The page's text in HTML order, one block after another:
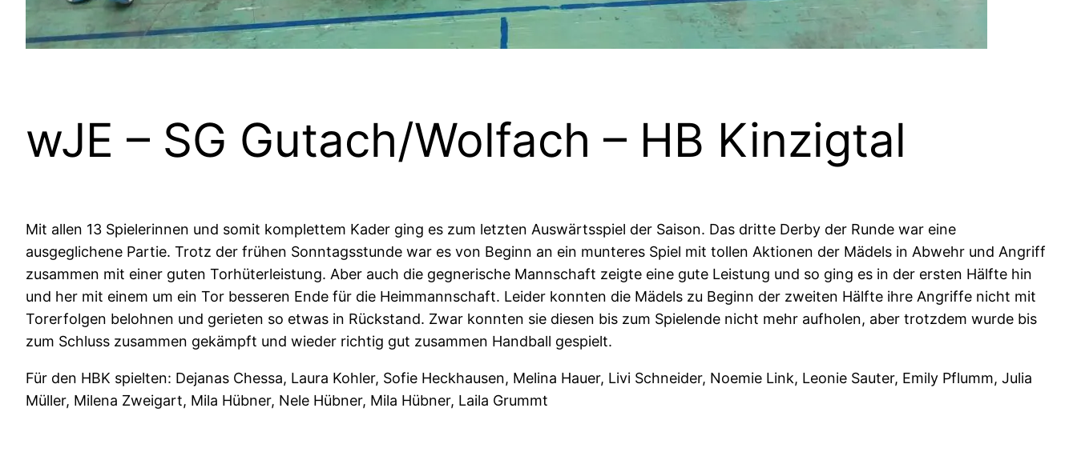
wJE – SG Gutach/Wolfach – HB Kinzigtal
Mit allen 13 Spielerinnen und somit komplettem Kader ging es zum letzten Auswärtsspiel der Saison. Das dritte Derby der Runde war eine
ausgeglichene Partie. Trotz der frühen Sonntagsstunde war es von Beginn an ein munteres Spiel mit tollen Aktionen der Mädels in Abwehr und Angriff
zusammen mit einer guten Torhüterleistung. Aber auch die gegnerische Mannschaft zeigte eine gute Leistung und so ging es in der ersten Hälfte hin
und her mit einem um ein Tor besseren Ende für die Heimmannschaft. Leider konnten die Mädels zu Beginn der zweiten Hälfte ihre Angriffe nicht mit
Torerfolgen belohnen und gerieten so etwas in Rückstand. Zwar konnten sie diesen bis zum Spielende nicht mehr aufholen, aber trotzdem wurde bis
zum Schluss zusammen gekämpft und wieder richtig gut zusammen Handball gespielt.
Für den HBK spielten: Dejanas Chessa, Laura Kohler, Sofie Heckhausen, Melina Hauer, Livi Schneider, Noemie Link, Leonie Sauter, Emily Pflumm, Julia
Müller, Milena Zweigart, Mila Hübner, Nele Hübner, Mila Hübner, Laila Grummt